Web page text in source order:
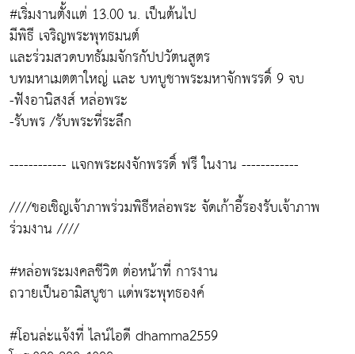
#เริ่มงานตั้งเเต่ 13.00 น. เป็นต้นไป
มีพิธี เจริญพระพุทธมนต์
เเละร่วมสวดบทธัมมจักรกัปปวัตนสูตร
บทมหาเมตตาใหญ่ เเละ บทบูชาพระมหาจักพรรดิ์ 9 จบ
-ฟังอานิสงส์ หล่อพระ
-รับพร /รับพระที่ระลึก
------------ เเจกพระผงจักพรรดิ์ ฟรี ในงาน ------------
////ขอเชิญเจ้าภาพร่วมพิธีหล่อพระ จัดเก้าอี้รองรับเจ้าภาพ
ร่วมงาน ////
#หล่อพระมงคลชีวิต ต่อหน้าที่ การงาน
ถวายเป็นอามิสบูชา เเด่พระพุทธองค์
#โอนล่ะแจ้งที่ ไลน์ไอดี dhamma2559